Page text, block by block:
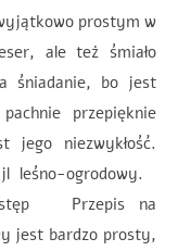
prostym w
ale też śmiało
śniadanie, bo jest
przepięknie
niezwykłość.
leśno-ogrodowy.
Przepis na
jest bardzo prosty,